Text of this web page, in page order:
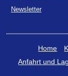
Newsletter
Home
Anfahrt und